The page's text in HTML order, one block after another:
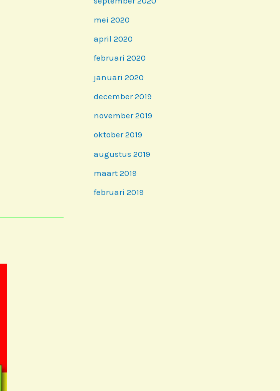
mei 2020
april 2020
februari 2020
januari 2020
december 2019
november 2019
oktober 2019
augustus 2019
maart 2019
februari 2019